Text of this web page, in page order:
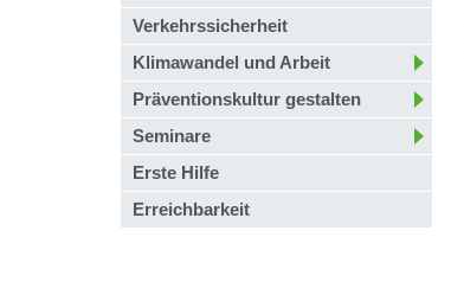
Verkehrssicherheit
Klimawandel und Arbeit
Präventionskultur gestalten
Seminare
Erste Hilfe
Erreichbarkeit